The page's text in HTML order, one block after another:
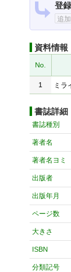
登
資料情報
No.
1 ミラ
書誌詳細
書誌種別
著者名
著者名ヨミ
出版者
出版年月
ページ数
大きさ
ISBN
分類記号